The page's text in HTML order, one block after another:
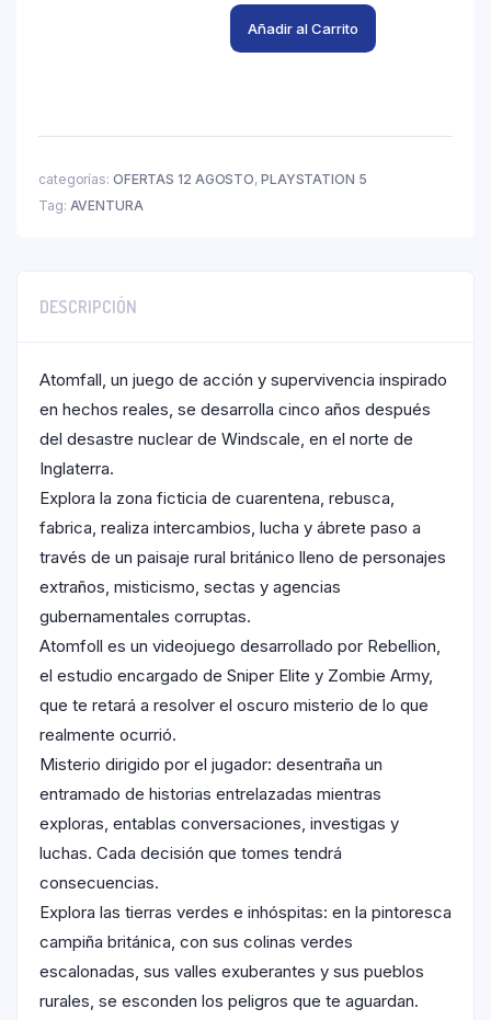
Añadir al Carrito
categorías: OFERTAS 12 AGOSTO, PLAYSTATION 5
Tag: AVENTURA
DESCRIPCIÓN
Atomfall, un juego de acción y supervivencia inspirado
en hechos reales, se desarrolla cinco años después
del desastre nuclear de Windscale, en el norte de
Inglaterra.
Explora la zona ficticia de cuarentena, rebusca,
fabrica, realiza intercambios, lucha y ábrete paso a
través de un paisaje rural británico lleno de personajes
extraños, misticismo, sectas y agencias
gubernamentales corruptas.
Atomfoll es un videojuego desarrollado por Rebellion,
el estudio encargado de Sniper Elite y Zombie Army,
que te retará a resolver el oscuro misterio de lo que
realmente ocurrió.
Misterio dirigido por el jugador: desentraña un
entramado de historias entrelazadas mientras
exploras, entablas conversaciones, investigas y
luchas. Cada decisión que tomes tendrá
consecuencias.
Explora las tierras verdes e inhóspitas: en la pintoresca
campiña británica, con sus colinas verdes
escalonadas, sus valles exuberantes y sus pueblos
rurales, se esconden los peligros que te aguardan.